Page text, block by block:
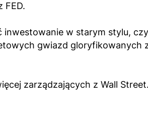
FED.
inwestowanie w starym stylu,
gwiazd gloryfikowanych
zarządzających z Wall